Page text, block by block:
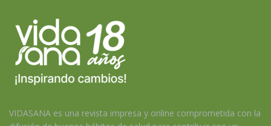
VIDASANA es una revista impresa y online comprometida con la